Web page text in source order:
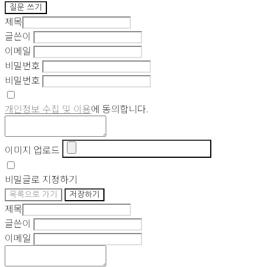
질문 쓰기
제목
글쓴이
이메일
비밀번호
비밀번호
개인정보 수집 및 이용에 동의합니다.
이미지 업로드
비밀글로 지정하기
목록으로 가기 저장하기
제목
글쓴이
이메일